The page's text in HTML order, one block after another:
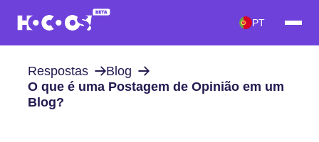
PT
Respostas
Blog
O que é uma Postagem de Opinião em um
Blog?